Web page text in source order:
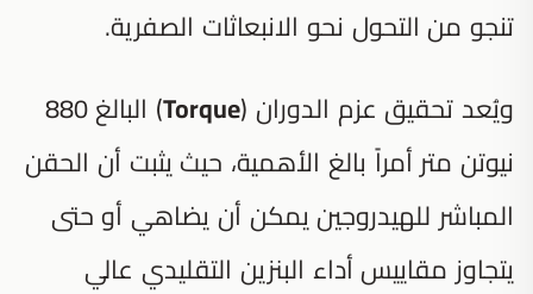
تنجو من التحول نحو الانبعاثات الصفرية.
ويُعد تحقيق عزم الدوران (Torque
) البالغ 880
نيوتن متر أمراً بالغ الأهمية، حيث يثبت أن الحقن
المباشر للهيدروجين يمكن أن يضاهي أو حتى
يتجاوز مقاييس أداء البنزين التقليدي عالي